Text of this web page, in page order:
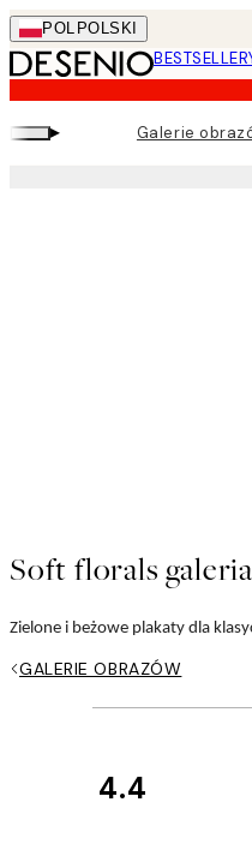
Skip
to
main
content.
POL POLSKI
▸ Galerie
Soft florals
Zielone i beżowe plakaty dla
GALERIE OBRAZÓW
4.4